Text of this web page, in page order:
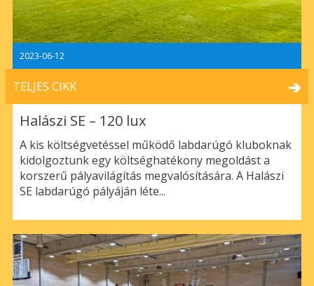
2023-06-12
TELJES CIKK
Halászi SE – 120 lux
A kis költségvetéssel működő labdarúgó kluboknak
kidolgoztunk egy költséghatékony megoldást a
korszerű pályavilágítás megvalósítására. A Halászi
SE labdarúgó pályáján léte...